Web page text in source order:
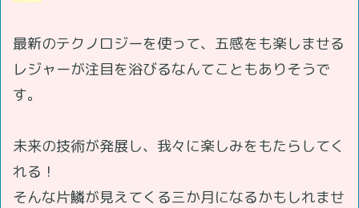
最新のテクノロジーを使って、五感をも楽しませる
レジャーが注目を浴びるなんてこともありそうで
す。
未来の技術が発展し、我々に楽しみをもたらしてく
れる！
そんな片鱗が見えてくる三か月になるかもしれませ